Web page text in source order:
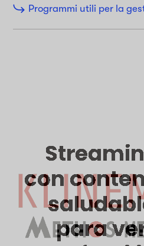
Programmi utili per la